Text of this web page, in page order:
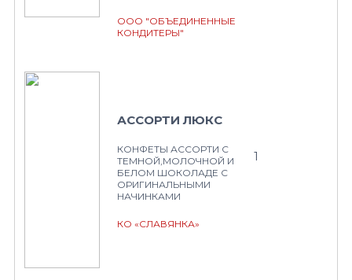
ООО "ОБЪЕДИНЕННЫЕ
КОНДИТЕРЫ"
АССОРТИ ЛЮКС
КОНФЕТЫ АССОРТИ С
ТЕМНОЙ,МОЛОЧНОЙ И
БЕЛОМ ШОКОЛАДЕ С
ОРИГИНАЛЬНЫМИ
НАЧИНКАМИ
КО «СЛАВЯНКА»
1